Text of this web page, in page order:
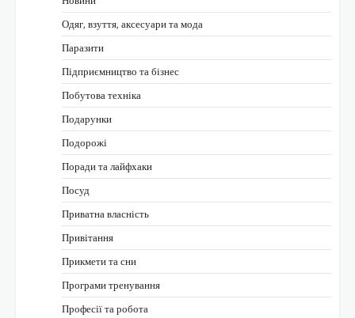
Одяг, взуття, аксесуари та мода
Паразити
Підприємництво та бізнес
Побутова техніка
Подарунки
Подорожі
Поради та лайфхаки
Посуд
Приватна власність
Привітання
Прикмети та сни
Програми тренування
Професії та робота